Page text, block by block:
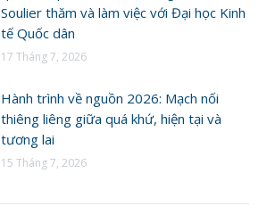
Soulier thăm và làm việc với Đại học Kinh
tế Quốc dân
17 Tháng 7, 2026
Hành trình về nguồn 2026: Mạch nối
thiêng liêng giữa quá khứ, hiện tại và
tương lai
15 Tháng 7, 2026